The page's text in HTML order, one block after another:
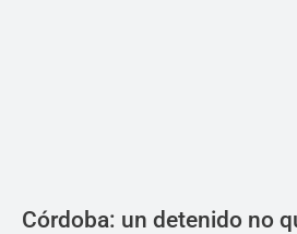
Córdoba: un detenido no